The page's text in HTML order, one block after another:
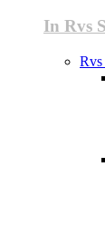
In Rvs
Rvs